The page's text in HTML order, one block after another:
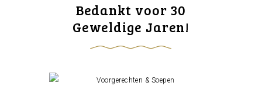
Bedankt voor 30
Geweldige Jaren!